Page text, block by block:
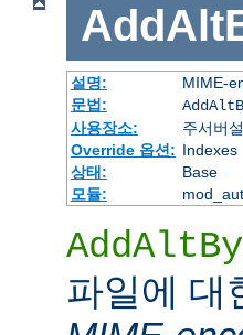
설명:
MIME-
문법:
사용장소:
주서버
Override 옵션: Indexes
상태:
Base
모듈:
파일에 대